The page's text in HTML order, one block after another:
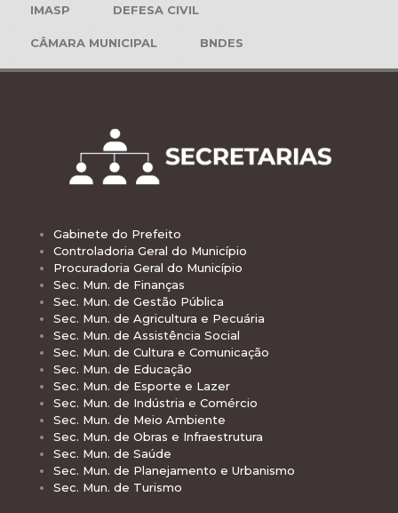
IMASP DEFESA CIVIL
CÂMARA MUNICIPAL BNDES
Gabinete do Prefeito
Controladoria Geral do Município
Procuradoria Geral do Município
Sec. Mun. de Finanças
Sec. Mun. de Gestão Pública
Sec. Mun. de Agricultura e Pecuária
Sec. Mun. de Assistência Social
Sec. Mun. de Cultura e Comunicação
Sec. Mun. de Educação
Sec. Mun. de Esporte e Lazer
Sec. Mun. de Indústria e Comércio
Sec. Mun. de Meio Ambiente
Sec. Mun. de Obras e Infraestrutura
Sec. Mun. de Saúde
Sec. Mun. de Planejamento e Urbanismo
Sec. Mun. de Turismo